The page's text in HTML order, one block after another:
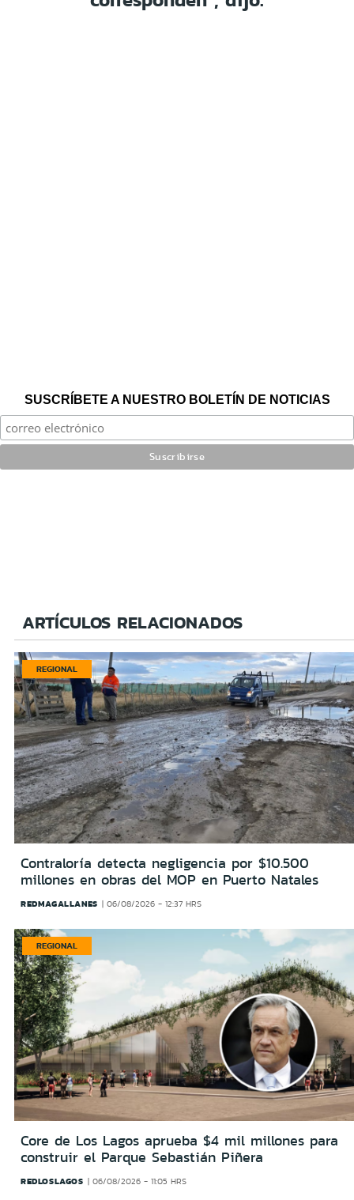
SUSCRÍBETE A NUESTRO BOLETÍN DE NOTICIAS
ARTÍCULOS RELACIONADOS
REGIONAL
Contraloría detecta negligencia por $10.500
millones en obras del MOP en Puerto Natales
REDMAGALLANES 06/08/2026 - 12:37 HRS
REGIONAL
Core de Los Lagos aprueba $4 mil millones para
construir el Parque Sebastián Piñera
REDLOSLAGOS 06/08/2026 - 11:05 HRS